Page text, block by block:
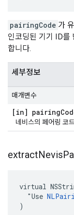
pairingCode 가
인코딩된 기기 ID를
합니다.
세부정보
매개변수
[in] pairing
네비스의 페어링 코
extractNevis
virtual
  "Use
)